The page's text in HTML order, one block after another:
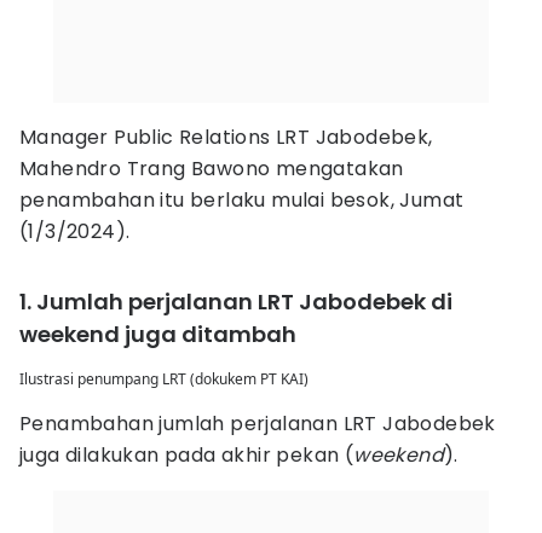
Manager Public Relations LRT Jabodebek,
Mahendro Trang Bawono mengatakan
penambahan itu berlaku mulai besok, Jumat
(1/3/2024).
1. Jumlah perjalanan LRT Jabodebek di
weekend juga ditambah
Ilustrasi penumpang LRT (dokukem PT KAI)
Penambahan jumlah perjalanan LRT Jabodebek
juga dilakukan pada akhir pekan (weekend).